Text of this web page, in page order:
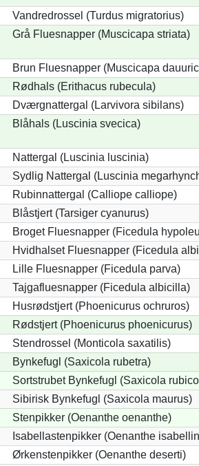
Vandredrossel (Turdus migratorius)
Grå Fluesnapper (Muscicapa striata)
Brun Fluesnapper (Muscicapa
Rødhals (Erithacus rubecula)
Dværgnattergal (Larvivora sibilans)
Blåhals (Luscinia svecica)
Nattergal (Luscinia luscinia)
Sydlig Nattergal (Luscinia
Rubinnattergal (Calliope calliope)
Blåstjert (Tarsiger cyanurus)
Broget Fluesnapper (Ficedula
Hvidhalset Fluesnapper (Ficedula
Lille Fluesnapper (Ficedula parva)
Tajgafluesnapper (Ficedula albicilla)
Husrødstjert (Phoenicurus ochruros)
Rødstjert (Phoenicurus phoenicurus)
Stendrossel (Monticola saxatilis)
Bynkefugl (Saxicola rubetra)
Sortstrubet Bynkefugl (Saxicola
Sibirisk Bynkefugl (Saxicola maurus)
Stenpikker (Oenanthe oenanthe)
Isabellastenpikker (Oenanthe
Ørkenstenpikker (Oenanthe deserti)